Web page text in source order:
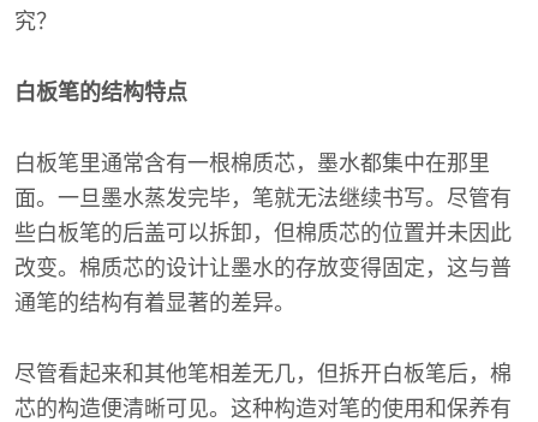
究？
白板笔的结构特点
白板笔里通常含有一根棉质芯，墨水都集中在那里
面。一旦墨水蒸发完毕，笔就无法继续书写。尽管有
些白板笔的后盖可以拆卸，但棉质芯的位置并未因此
改变。棉质芯的设计让墨水的存放变得固定，这与普
通笔的结构有着显著的差异。
尽管看起来和其他笔相差无几，但拆开白板笔后，棉
芯的构造便清晰可见。这种构造对笔的使用和保养有